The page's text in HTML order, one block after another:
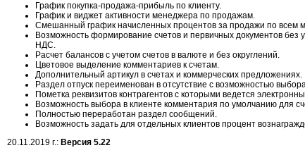
График покупка-продажа-прибыль по клиенту.
График и виджет активности менеджера по продажам.
Смешанный график начисленных процентов за продажи по всем
Возможность формирование счетов и первичных документов без
НДС.
Расчет балансов с учетом счетов в валюте и без округлений.
Цветовое выделение комментариев к счетам.
Дополнительный артикул в счетах и коммерческих предложениях.
Раздел отпуск переименован в отсутствие с возможностью
Пометка реквизитов контрагентов с которыми ведется
Возможность выбора в клиенте комментария по умолчанию для
Полностью переработан раздел сообщений.
Возможность задать для отдельных клиентов процент
20.11.2019 г.: Версия 5.22